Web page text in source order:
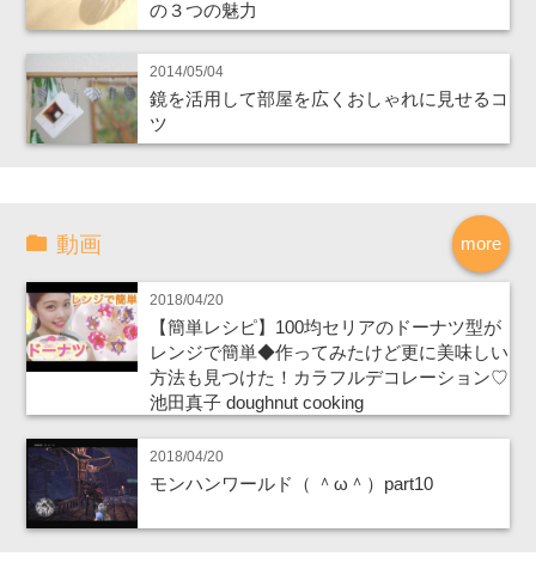
の３つの魅力
2014/05/04
鏡を活用して部屋を広くおしゃれに見せるコ
ツ
more
動画
2018/04/20
【簡単レシピ】100均セリアのドーナツ型が
レンジで簡単◆作ってみたけど更に美味しい
方法も見つけた！カラフルデコレーション♡
池田真子 doughnut cooking
2018/04/20
モンハンワールド（ ＾ω＾）part10